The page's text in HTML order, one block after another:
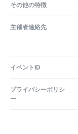
その他の特徴
主催者連絡先
イベントID
プライバシーポリシ
ー